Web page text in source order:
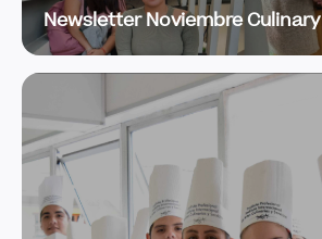
Newsletter Noviembre Culinary